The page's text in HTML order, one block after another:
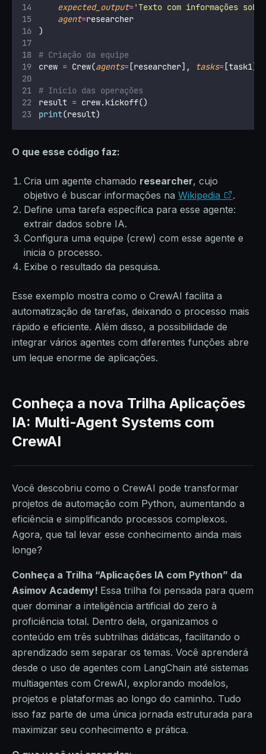
expected_output='Texto com informações
agent=researcher
)
# Criação da equipe
crew = Crew(agents=[researcher], tasks=[task1])
# Início das operações
result = crew.kickoff()
print(result)
O que esse código faz:
Cria um agente chamado researcher, cujo
objetivo é buscar informações na Wikipedia
.
Define uma tarefa específica para esse agente:
extrair dados sobre IA.
Configura uma equipe (crew) com esse agente e
inicia o processo.
Exibe o resultado da pesquisa.
Esse exemplo mostra como o CrewAI facilita a
automatização de tarefas, deixando o processo mais
rápido e eficiente. Além disso, a possibilidade de
integrar vários agentes com diferentes funções abre
um leque enorme de aplicações.
Conheça a nova Trilha Aplicações
IA: Multi-Agent Systems com
CrewAI
Você descobriu como o CrewAI pode transformar
projetos de automação com Python, aumentando a
eficiência e simplificando processos complexos.
Agora, que tal levar esse conhecimento ainda mais
longe?
Conheça a Trilha “Aplicações IA com Python” da
Asimov Academy! Essa trilha foi pensada para quem
quer dominar a inteligência artificial do zero à
proficiência total. Dentro dela, organizamos o
conteúdo em três subtrilhas didáticas, facilitando o
aprendizado sem separar os temas. Você aprenderá
desde o uso de agentes com LangChain até sistemas
multiagentes com CrewAI, explorando modelos,
projetos e plataformas ao longo do caminho. Tudo
isso faz parte de uma única jornada estruturada para
maximizar seu conhecimento e prática.